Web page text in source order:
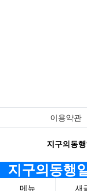
이용약관
지구의동
지구의동행
메뉴 새